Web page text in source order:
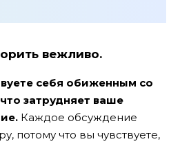
вежливо.
себя обиженным со
затрудняет ваше
Каждое обсуждение
потому что вы чувствуете,